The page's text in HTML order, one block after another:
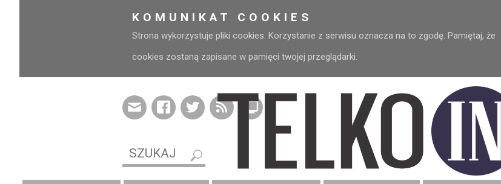
KOMUNIKAT COOKIES
Strona wykorzystuje pliki cookies. Korzystanie z serwisu oznacza na to zgodę. Pamiętaj, że
cookies zostaną zapisane w pamięci twojej przeglądarki.